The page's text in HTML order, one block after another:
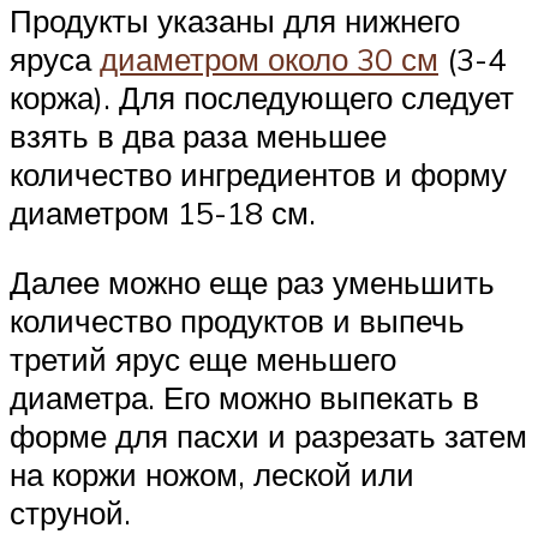
Продукты указаны для нижнего
ярусадиаметром около 30 см (3-4
коржа). Для последующего следует
взять в два раза меньшее
количество ингредиентов и форму
диаметром 15-18 см.
Далее можно еще раз уменьшить
количество продуктов и выпечь
третий ярус еще меньшего
диаметра. Его можно выпекать в
форме для пасхи и разрезать затем
на коржи ножом, леской или
струной.